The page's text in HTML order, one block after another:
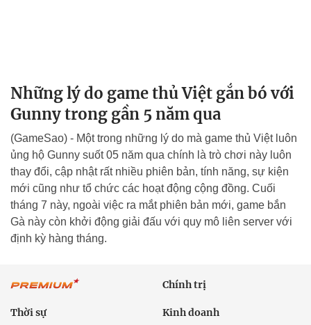
Những lý do game thủ Việt gắn bó với
Gunny trong gần 5 năm qua
(GameSao) - Một trong những lý do mà game thủ Việt luôn
ủng hộ Gunny suốt 05 năm qua chính là trò chơi này luôn
thay đổi, cập nhật rất nhiều phiên bản, tính năng, sự kiện
mới cũng như tổ chức các hoạt động cộng đồng. Cuối
tháng 7 này, ngoài việc ra mắt phiên bản mới, game bắn
Gà này còn khởi động giải đấu với quy mô liên server với
định kỳ hàng tháng.
Chính trị
Thời sự Kinh doanh